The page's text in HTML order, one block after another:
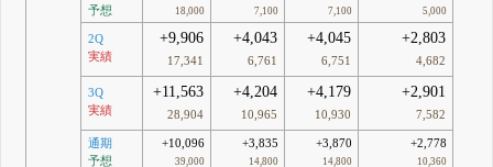
予想
18,000 7,100 7,100 5,000
2Q
実績
+9,906
17,341
+4,043
6,761
+4,045
6,751
+2,803
4,682
3Q
実績
+11,563
28,904
+4,204
10,965
+4,179
10,930
+2,901
7,582
通期
予想
+10,096
39,000
+3,835
14,800
+3,870
14,800
+2,778
10,360